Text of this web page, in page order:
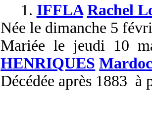
1. IFFLA Rachel
Née le dimanche 5
Mariée le jeudi 10
HENRIQUES
Décédée après 1883 à